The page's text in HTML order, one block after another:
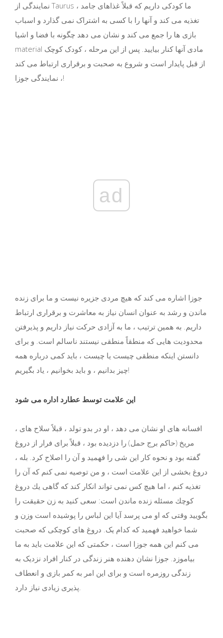
نمایندگی از Taurus ، ما کودکی داریم که قبلاً غذاهای جامد
تغذیه می کند و آنها را با کسی به اشتراک نمی گذارد و اسباب
بازی ها را جمع می کند و نشان می دهد چگونه با فضا و اشیا
material مادی آنها کنار بیایید. پس از این مرحله ، کودک کوچک
از قبل پایدار است و شروع به صحبت و برقراری ارتباط می کند
، نمایندگی جوزا!
ad
جوزا اشاره می کند که هیچ مردی جزیره نیست و ما برای زنده
ماندن و رشد به عنوان انسان نیاز به معاشرت و برقراری ارتباط
داریم. به همین ترتیب ، ما به آزادی حرکت نیاز داریم و پذیرفتن
محدودیت هایی که منطقاً منطقی نیستند ناسالم است. و برای
دانستن اینکه منطقی چیست یا چیست ، باید کمی درباره همه
چیز بدانیم ، و باید بخوانیم ، یاد بگیریم!
این علامت توسط عطارد اداره می شود
، افسانه های او نشان می دهد ، او در بدو تولد ، قبلاً سلاح های
مریخ (حاکم برج حمل) را دزدیده بود ، قبلاً برای فرار از دروغ
گفته بود و نحوه کار این شی را فهمید و آن را اصلاح کرد. بله ،
دروغ بخشی از این علامت است ، و من توصیه نمی كنم كه آن را
تغذیه كنم ، اما هیچ كس نمی تواند انكار كند كه گاهی یك دروغ
كوچك مسئله زنده ماندن است: سعی كنید به زن حقیقت را
بگویید وقتی كه او می پرسد آیا این لباس را پوشیده است وزن و
شما خواهید فهمید که کدام یک. دروغ های کوچکی که صحبت
می کنم این همه جوزا است ، حکمتی که این علامت باید به ما
بیاموزد. جوزا نشان دهنده هنر زندگی در کنار افراد نزدیک به
زندگی روزمره است و برای این امر به کمر بازی و انعطاف